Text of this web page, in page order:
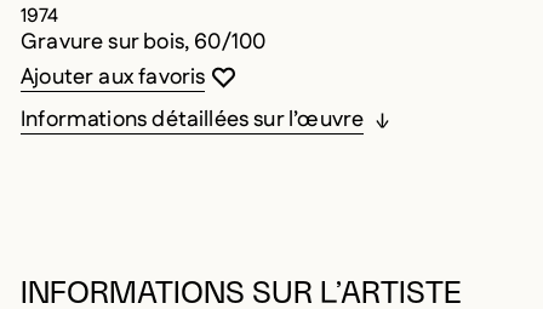
1974
Gravure sur bois, 60/100
Vous devez être connecté pour ajouter
Fermer la modale
Ouvrir la modale
Ajouter aux favoris
Informations détaillées sur l’œuvre
INFORMATIONS SUR L’ARTISTE